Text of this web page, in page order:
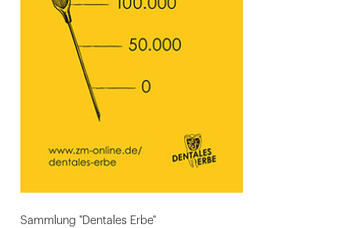
Sammlung "Dentales Erbe"